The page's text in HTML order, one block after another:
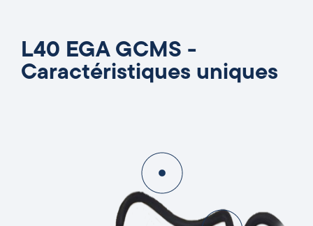
L40 EGA GCMS -
Caractéristiques uniques